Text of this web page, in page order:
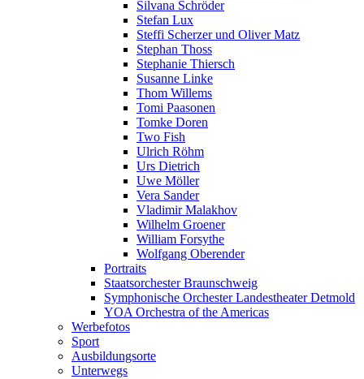
Silvana Schröder
Stefan Lux
Steffi Scherzer und Oliver Matz
Stephan Thoss
Stephanie Thiersch
Susanne Linke
Thom Willems
Tomi Paasonen
Tomke Doren
Two Fish
Ulrich Röhm
Urs Dietrich
Uwe Möller
Vera Sander
Vladimir Malakhov
Wilhelm Groener
William Forsythe
Wolfgang Oberender
Portraits
Staatsorchester Braunschweig
Symphonische Orchester Landestheater Detmold
YOA Orchestra of the Americas
Werbefotos
Sport
Ausbildungsorte
Unterwegs